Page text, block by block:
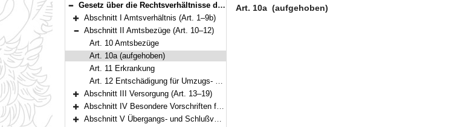
Bereich reduzieren
Gesetz über die Rechtsverhältnisse der Mitglieder der Staatsregierung (Bayerisches Ministergesetz – BayMinG) Vom 4. Dezember 1961 (BayRS II S. 72) BayRS 1102-1-F (Art. 1–26)
Bereich erweitern
Abschnitt I Amtsverhältnis (Art. 1–9b)
Bereich reduzieren
Abschnitt II Amtsbezüge (Art. 10–12)
Art. 10 Amtsbezüge
Art. 10a (aufgehoben)
Art. 11 Erkrankung
Art. 12 Entschädigung für Umzugs- und Reisekosten, Verordnungsermächtigung
Bereich erweitern
Abschnitt III Versorgung (Art. 13–19)
Bereich erweitern
Abschnitt IV Besondere Vorschriften für Angehörige des öffentlichen Dienstes (Art. 20–22)
Abschnitt V Übergangs- und Schlußvorschriften (Art. 23–26)
Art. 10a (aufgehoben)